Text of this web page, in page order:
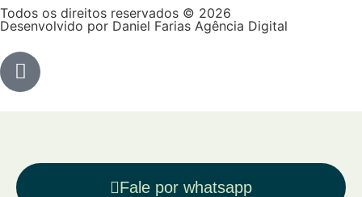
Todos os direitos reservados © 2026
Desenvolvido por Daniel Farias Agência Digital
Fale por whatsapp